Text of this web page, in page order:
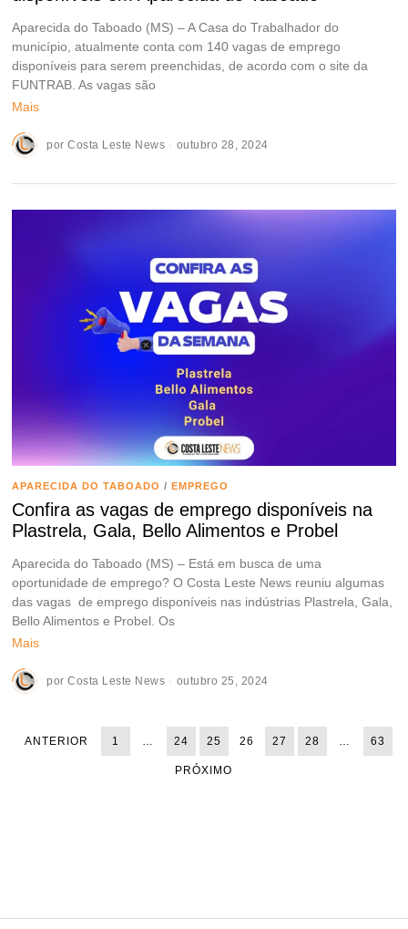
Aparecida do Taboado (MS) – A Casa do Trabalhador do
município, atualmente conta com 140 vagas de emprego
disponíveis para serem preenchidas, de acordo com o site da
FUNTRAB. As vagas são
Mais
porCosta Leste News outubro 28, 2024
APARECIDA DO TABOADO / EMPREGO
Confira as vagas de emprego disponíveis na
Plastrela, Gala, Bello Alimentos e Probel
Aparecida do Taboado (MS) – Está em busca de uma
oportunidade de emprego? O Costa Leste News reuniu algumas
das vagas de emprego disponíveis nas indústrias Plastrela, Gala,
Bello Alimentos e Probel. Os
Mais
porCosta Leste News outubro 25, 2024
ANTERIOR 1 … 24 25 26 27 28 … 63
PRÓXIMO